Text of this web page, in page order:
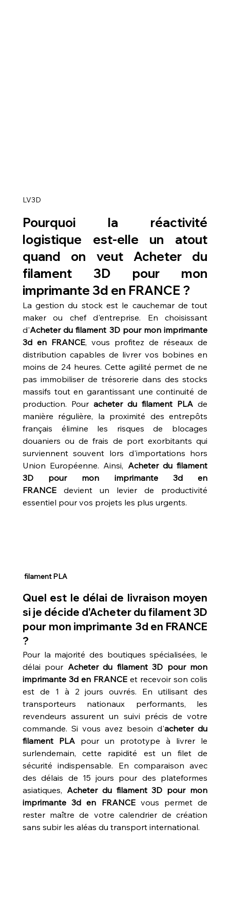
LV3D
Pourquoi la réactivité
logistique est-elle un atout
quand on veut Acheter du
filament 3D pour mon
imprimante 3d en FRANCE ?
La gestion du stock est le cauchemar de tout
maker ou chef d'entreprise. En choisissant
d'Acheter du filament 3D pour mon imprimante
3d en FRANCE, vous profitez de réseaux de
distribution capables de livrer vos bobines en
moins de 24 heures. Cette agilité permet de ne
pas immobiliser de trésorerie dans des stocks
massifs tout en garantissant une continuité de
production. Pour acheter du filament PLA de
manière régulière, la proximité des entrepôts
français élimine les risques de blocages
douaniers ou de frais de port exorbitants qui
surviennent souvent lors d'importations hors
Union Européenne. Ainsi, Acheter du filament
3D pour mon imprimante 3d en
FRANCE devient un levier de productivité
essentiel pour vos projets les plus urgents.
filament PLA
Quel est le délai de livraison moyen
si je décide d'Acheter du filament 3D
pour mon imprimante 3d en FRANCE
?
Pour la majorité des boutiques spécialisées, le
délai pour Acheter du filament 3D pour mon
imprimante 3d en FRANCE et recevoir son colis
est de 1 à 2 jours ouvrés. En utilisant des
transporteurs nationaux performants, les
revendeurs assurent un suivi précis de votre
commande. Si vous avez besoin d'acheter du
filament PLA pour un prototype à livrer le
surlendemain, cette rapidité est un filet de
sécurité indispensable. En comparaison avec
des délais de 15 jours pour des plateformes
asiatiques, Acheter du filament 3D pour mon
imprimante 3d en FRANCE vous permet de
rester maître de votre calendrier de création
sans subir les aléas du transport international.